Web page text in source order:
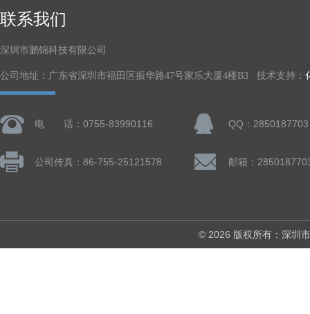
联系我们
深圳市鹏锦科技有限公司
公司地址：广东省深圳市福田区振华路47号家乐大厦4楼B3 技术支持：
电 话：0755-83990116 QQ：2850187703
公司传真：86-755-25121578 邮箱：
© 2026 版权所有：深圳